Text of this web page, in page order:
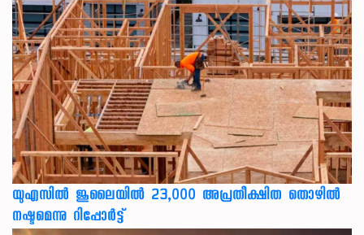
യുഎസില്‍ ജൂലൈയില്‍ 23,000 അപ്രതീക്ഷിത തൊഴില്‍
നഷ്ടമെന്നു റിപ്പോര്‍ട്ട്